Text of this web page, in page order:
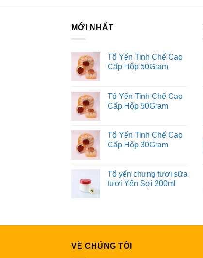
MỚI NHẤT
Tổ Yến Tinh Chế Cao
Cấp Hộp 50Gram
Tổ Yến Tinh Chế Cao
Cấp Hộp 50Gram
Tổ Yến Tinh Chế Cao
Cấp Hộp 30Gram
Tổ yến chưng tươi sữa
tươi Yến Sợi 200ml
VỀ CHÚNG TÔI